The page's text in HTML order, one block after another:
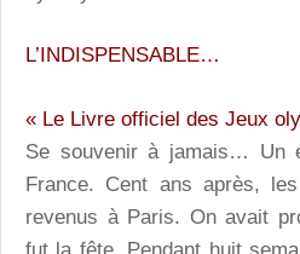
L’INDISPENSABLE…
« Le Livre officiel des Jeux
Se souvenir à jamais… Un
France. Cent ans après,
revenus à Paris. On avait